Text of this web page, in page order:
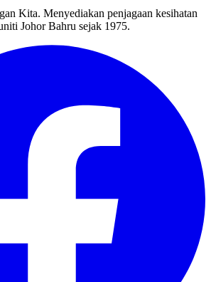
Kita. Menyediakan penjagaan kesihatan
Johor Bahru sejak 1975.